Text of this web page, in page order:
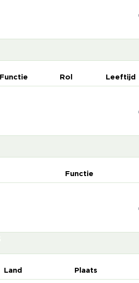
Functie Rol Leeftijd
Functie
Land Plaats